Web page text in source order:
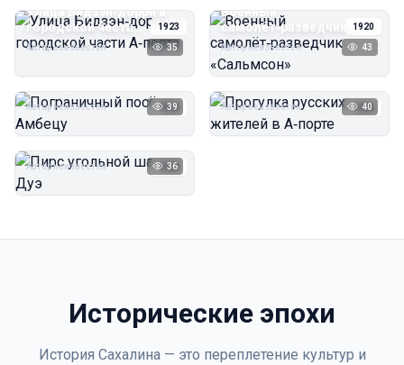
1923
Улица Бидзэн‑дорри в
городской части
А‑порта
Автор неизвестен 35
1920
Военный
самолёт‑разведчик
«Сальмсон»
Автор неизвестен 43
1923
Автор неизвестен 39 1923
Прогулка русских
Автор неизвестен 40
1923
Пирс угольной шахты
Автор неизвестен 36
Исторические эпохи
История Сахалина — это переплетение культур и